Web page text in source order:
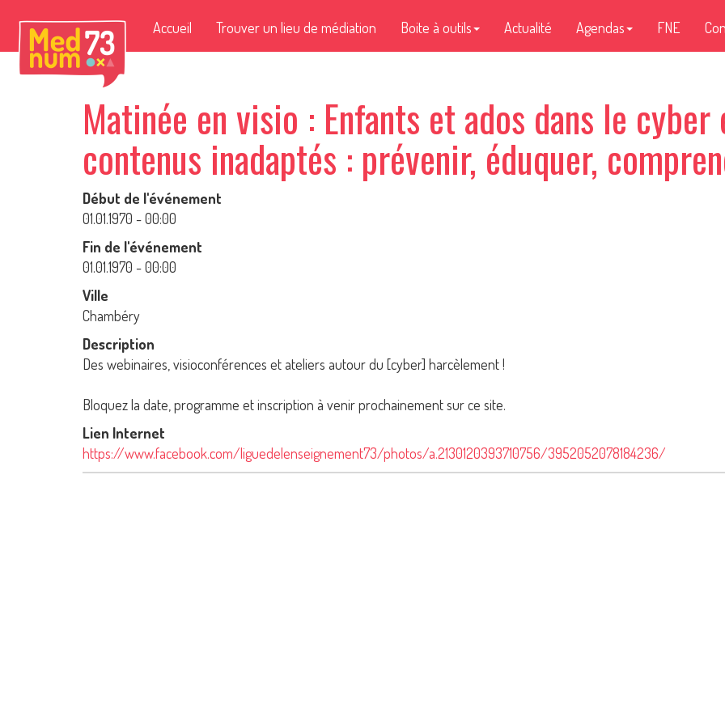
Accueil Trouver un lieu de médiation Boite à outils Actualité Agendas FNE
Matinée en visio : Enfants et ados dans le cyber
contenus inadaptés : prévenir, éduquer,
Début de l'événement
01.01.1970 - 00:00
Fin de l'événement
01.01.1970 - 00:00
Ville
Chambéry
Description
Des webinaires, visioconférences et ateliers autour du [cyber] harcèlement !
Bloquez la date, programme et inscription à venir prochainement sur ce site.
Lien Internet
https://www.facebook.com/liguedelenseignement73/photos/a.2130120393710756/3952052078184236/